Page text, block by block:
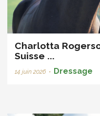
Charlotta
Suisse ...
14 juin 2026 • Dressage